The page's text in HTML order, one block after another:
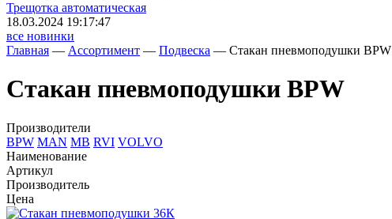
Трещoтка автоматическая
18.03.2024 19:17:47
все новинки
Главная — Ассортимент — Подвеска — Стакан пневмоподушки BPW
Стакан пневмоподушки BPW
Производители
BPW MAN MB RVI VOLVO
Наименование
Артикул
Производитель
Цена